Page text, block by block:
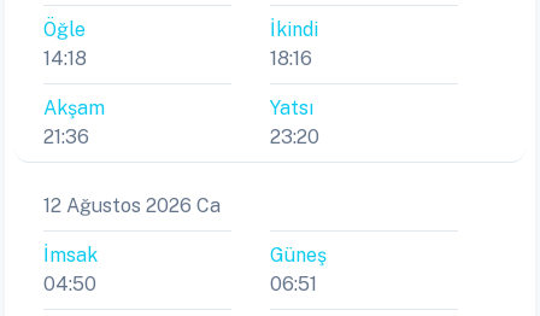
Öğle
14:18
İkindi
18:16
Akşam
21:36
Yatsı
23:20
12 Ağustos 2026 Ca
İmsak
04:50
Güneş
06:51